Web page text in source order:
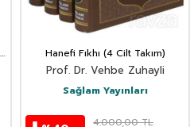
Hanefi Fıkhı (4 Cilt Takım)
Prof. Dr. Vehbe Zuhayli
Sağlam Yayınları
4.000,00TL